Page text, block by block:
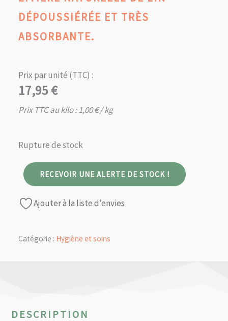
DÉPOUSSIÉRÉE ET TRÈS
ABSORBANTE.
Prix par unité (TTC) :
17,95€
Prix TTC au kilo :1,00€/ kg
Rupture de stock
RECEVOIR UNE ALERTE DE STOCK !
Ajouter à la liste d’envies
Catégorie : Hygiène et soins
DESCRIPTION